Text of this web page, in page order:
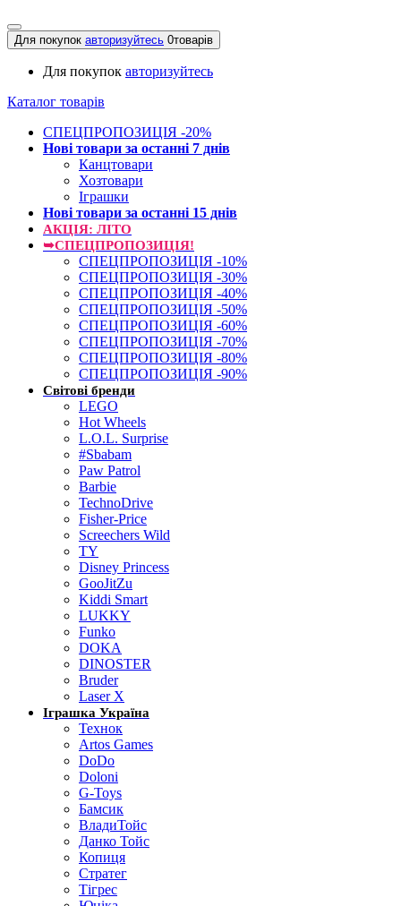
Для покупок авторизуйтесь 0товарів
Для покупок авторизуйтесь
Каталог товарів
СПЕЦПРОПОЗИЦІЯ -20%
Нові товари за останнi 7 днiв
Канцтовари
Хозтовари
Іграшки
Нові товари за останнi 15 днiв
АКЦІЯ: ЛІТО
➥СПЕЦПРОПОЗИЦІЯ!
СПЕЦПРОПОЗИЦІЯ -10%
СПЕЦПРОПОЗИЦІЯ -30%
СПЕЦПРОПОЗИЦІЯ -40%
СПЕЦПРОПОЗИЦІЯ -50%
СПЕЦПРОПОЗИЦІЯ -60%
СПЕЦПРОПОЗИЦІЯ -70%
СПЕЦПРОПОЗИЦІЯ -80%
СПЕЦПРОПОЗИЦІЯ -90%
Світові бренди
LEGO
Hot Wheels
L.O.L. Surprise
#Sbabam
Paw Patrol
Barbie
TechnoDrive
Fisher-Price
Screechers Wild
TY
Disney Princess
GooJitZu
Kiddi Smart
LUKKY
Funko
DOKA
DINOSTER
Bruder
Laser X
Іграшка Україна
Технок
Artos Games
DoDo
Doloni
G-Toys
Бамсик
ВладиТойс
Данко Тойс
Копиця
Стратег
Тігрес